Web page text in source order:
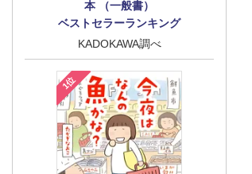
本 （一般書）
ベストセラーランキング
KADOKAWA調べ
1位